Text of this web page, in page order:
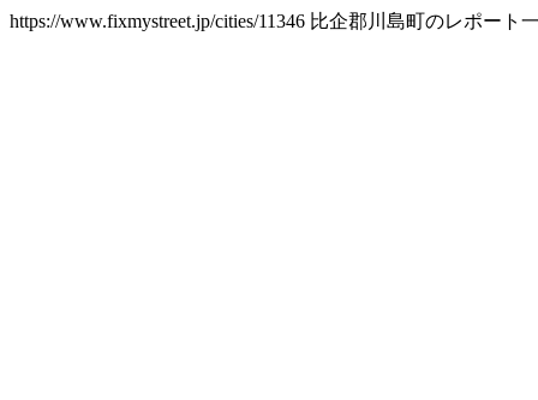
https://www.fixmystreet.jp/cities/11346 比企郡川島町のレポート